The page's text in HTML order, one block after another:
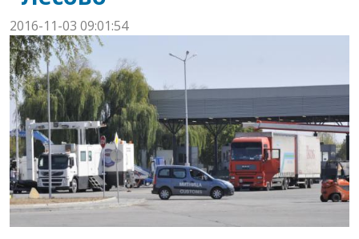
2016-11-03 09:01:54